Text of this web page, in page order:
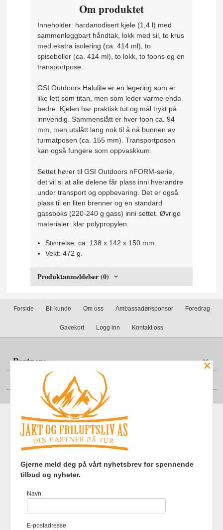
Om produktet
Inneholder: hardanodisert kjele (1,4 l) med
sammenleggbart håndtak, lokk med sil, to krus
med ekstra isolering (ca. 414 ml), to
spiseboller (ca. 414 ml), to lokk, to foons og en
transportpose.
GSI Outdoors Halulite er en legering som er
like lett som titan, men som leder varme enda
bedre. Kjelen har praktisk tut og mål trykt på
innvendig. Sammenslått er hver foon ca. 94
mm, men utslått lang nok til å nå bunnen av
turmatposen (ca. 155 mm). Transportposen
kan også fungere som oppvaskkum.
Settet hører til GSI Outdoors nFORM-serie,
det vil si at alle delene får plass inni hverandre
under transport og oppbevaring. Det er også
plass til en liten brenner og en standard
gassboks (220-240 g gass) inni settet. Øvrige
materialer: klar polypropylen.
Størrelse: ca. 138 x 142 x 150 mm.
Vekt: 472 g.
Produktanmeldelser (0)
Forside Bli kunde Om oss Ambassadør/sponsor Foredrag
Gavekort Logg inn Kontakt oss
Partnere
Din konto
Frakt Kjøpsbetingelser Sikkerhet og personvern
Nyhetsbrev
Foretaksregisteret 920903363
du får en bedre kjøpsopplevelse og
×
Gjerne meld deg på vårt nyhetsbrev for spennende
tilbud og nyheter.
Navn
E-postadresse